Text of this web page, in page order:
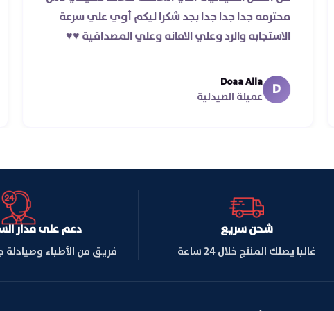
ده غير
محترمه جدا جدا جدا بجد شكرا ليكم أوي علي سرعة
الاستجابه والرد وعلي الامانه وعلي المصداقية ♥️♥️‏
D
عميلة الصيدلية
شحن سريع
غالبا يصلك المنتج خلال 24 ساعة
دعم على مدار
فريق من الأطباء